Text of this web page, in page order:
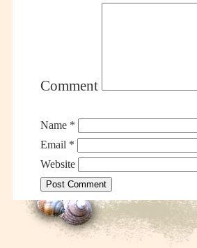
Comment
Name *
Email *
Website